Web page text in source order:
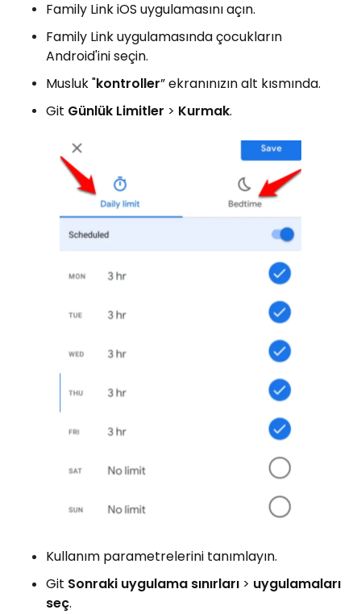
Family Link iOS uygulamasını açın.
Family Link uygulamasında çocukların
Android'ini seçin.
Musluk "kontroller” ekranınızın alt kısmında.
Git Günlük Limitler > Kurmak.
Kullanım parametrelerini tanımlayın.
Git Sonraki uygulama sınırları > uygulamaları
seç.